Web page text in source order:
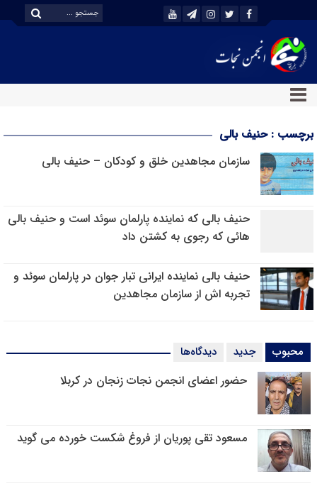
برچسب : حنیف بالی
سازمان مجاهدین خلق و کودکان – حنیف بالی
حنیف بالی که نماینده پارلمان سوئد است و حنیف بالی
هائی که رجوی به کشتن داد
حنیف بالی نماینده ایرانی تبار جوان در پارلمان سوئد و
تجربه اش از سازمان مجاهدین
محبوب جدید دیدگاه‌ها
حضور اعضای انجمن نجات زنجان در کربلا
مسعود تقی پوریان از فروغ شکست خورده می گوید